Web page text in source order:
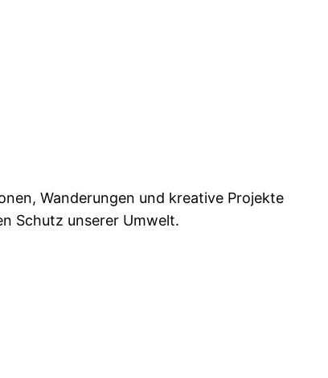
Wanderungen und kreative Projekte
Schutz unserer Umwelt.